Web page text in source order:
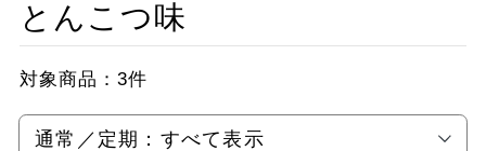
とんこつ味
対象商品： 3件
通常／定期： すべて表示